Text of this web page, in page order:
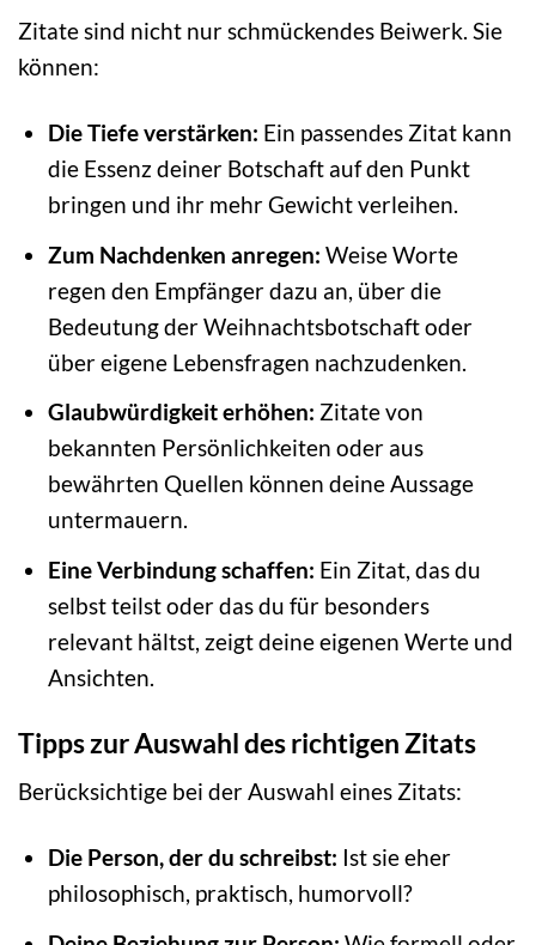
Zitate sind nicht nur schmückendes Beiwerk. Sie
können:
Die Tiefe verstärken: Ein passendes Zitat kann
die Essenz deiner Botschaft auf den Punkt
bringen und ihr mehr Gewicht verleihen.
Zum Nachdenken anregen: Weise Worte
regen den Empfänger dazu an, über die
Bedeutung der Weihnachtsbotschaft oder
über eigene Lebensfragen nachzudenken.
Glaubwürdigkeit erhöhen: Zitate von
bekannten Persönlichkeiten oder aus
bewährten Quellen können deine Aussage
untermauern.
Eine Verbindung schaffen: Ein Zitat, das du
selbst teilst oder das du für besonders
relevant hältst, zeigt deine eigenen Werte und
Ansichten.
Tipps zur Auswahl des richtigen Zitats
Berücksichtige bei der Auswahl eines Zitats:
Die Person, der du schreibst: Ist sie eher
philosophisch, praktisch, humorvoll?